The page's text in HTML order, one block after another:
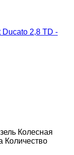
Ducato 2,8 TD -
Колесная
Количество